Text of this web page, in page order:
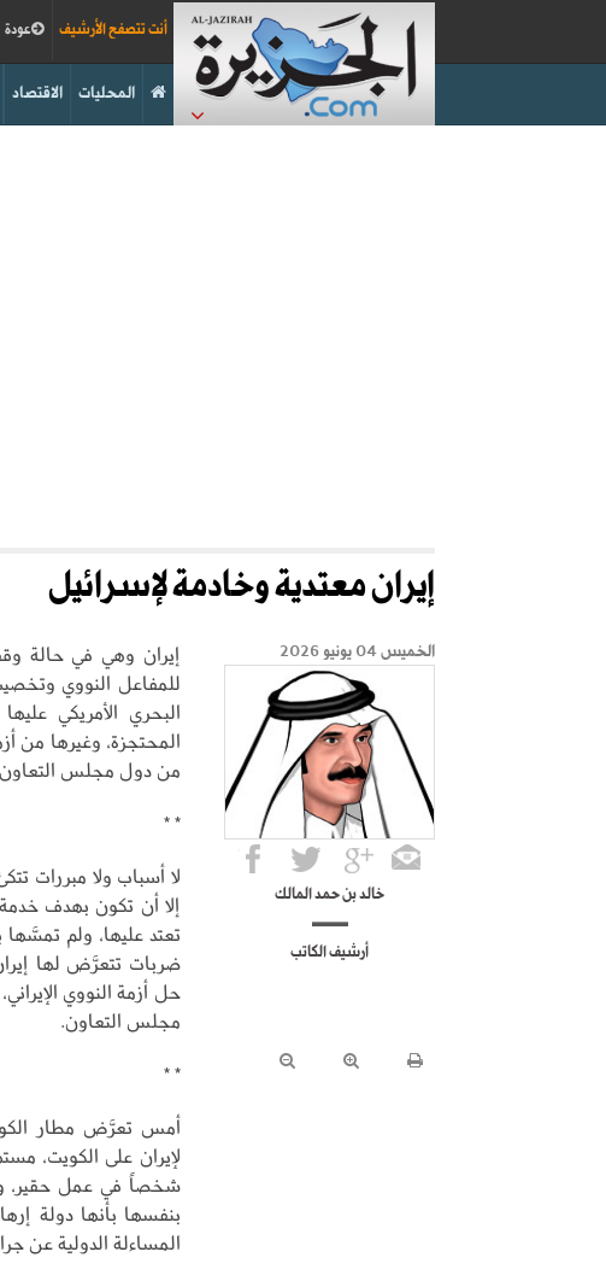
عودة أنت تتصفح الأرشيف
الاقتصاد المحليات
إيران معتدية وخادمة لإسرائيل
الخميس 04 يونيو 2026
خالد بن حمد المالك
أرشيف الكاتب
إيران وهي في حالة
للمفاعل النووي
البحري الأمريكي
المحتجزة، وغيرها من
من دول مجلس
* *
لا أسباب ولا مبررات
إلا أن تكون بهدف
تعتد عليها، ولم
ضربات تتعرَّض لها
حل أزمة النووي
مجلس التعاون.
* *
أمس تعرَّض مطار
شخصاً في عمل حقير،
بنفسها بأنها دولة
المساءلة الدولية عن